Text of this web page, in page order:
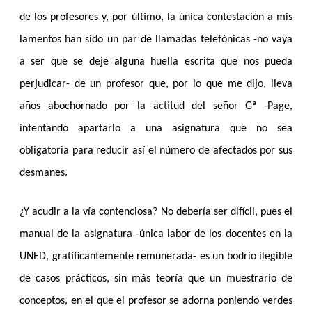
de los profesores y, por último, la única contestación a mis
lamentos han sido un par de llamadas telefónicas -no vaya
a ser que se deje alguna huella escrita que nos pueda
perjudicar- de un profesor que, por lo que me dijo, lleva
años abochornado por la actitud del señor Gª -Page,
intentando apartarlo a una asignatura que no sea
obligatoria para reducir así el número de afectados por sus
desmanes.
¿Y acudir a la vía contenciosa? No debería ser difícil, pues el
manual de la asignatura -única labor de los docentes en la
UNED, gratificantemente remunerada- es un bodrio ilegible
de casos prácticos, sin más teoría que un muestrario de
conceptos, en el que el profesor se adorna poniendo verdes